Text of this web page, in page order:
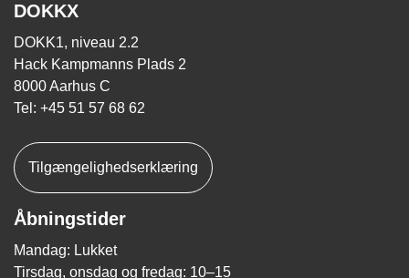
DOKKX
DOKK1, niveau 2.2
Hack Kampmanns Plads 2
8000 Aarhus C
Tel: +45 51 57 68 62
Tilgængelighedserklæring
Åbningstider
Mandag: Lukket
Tirsdag, onsdag og fredag: 10–15